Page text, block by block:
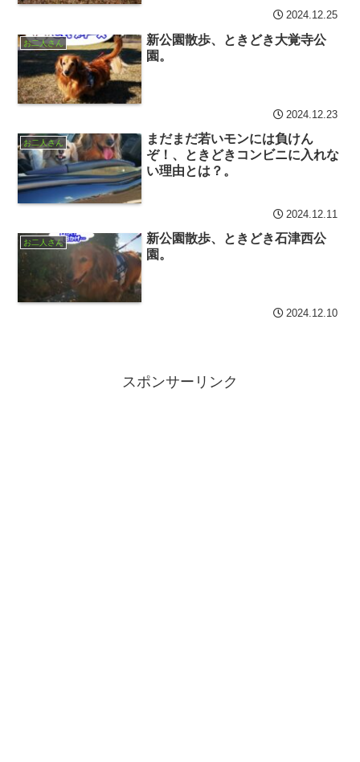
2024.12.25
お二人さん
新公園散歩、ときどき大覚寺公
園。
2024.12.23
お二人さん
まだまだ若いモンには負けん
ぞ！、ときどきコンビニに入れな
い理由とは？。
2024.12.11
お二人さん
新公園散歩、ときどき石津西公
園。
2024.12.10
スポンサーリンク